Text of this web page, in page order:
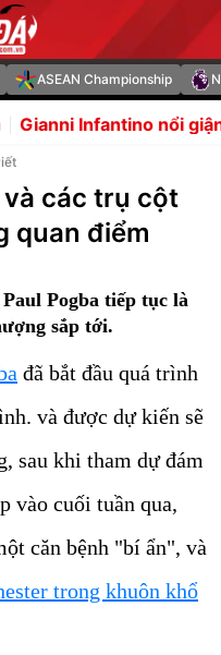
ASEAN Championship
giận bác bỏ bê bối
và các trụ cột
quan điểm
Pogba tiếp tục là
sắp tới.
đã bắt đầu quá trình
và được dự kiến sẽ
sau khi tham dự đám
vào cuối tuần qua,
căn bệnh "bí ẩn", và
trong khuôn khổ